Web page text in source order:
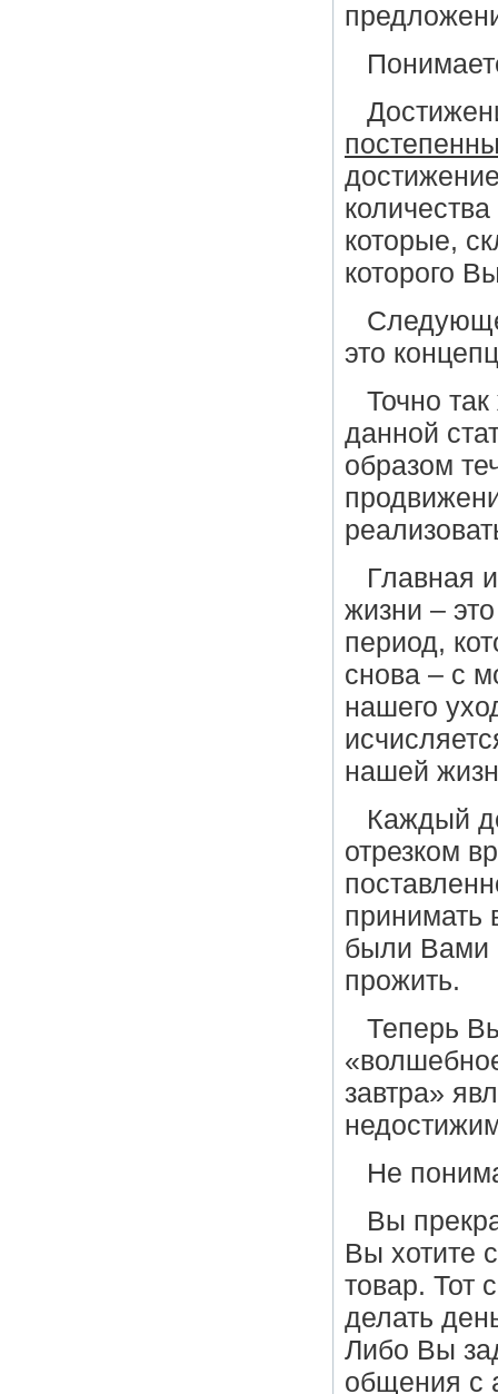
которые,
которого
это
Точно
данной
образом
Главная
жизни –
период,
снова – с
нашего
нашей
Каждый
отрезком
принимать
были Вами
прожить.
Теперь
завтра»
Не
Вы
Вы хотите
товар. Тот
делать
Либо Вы
общения с